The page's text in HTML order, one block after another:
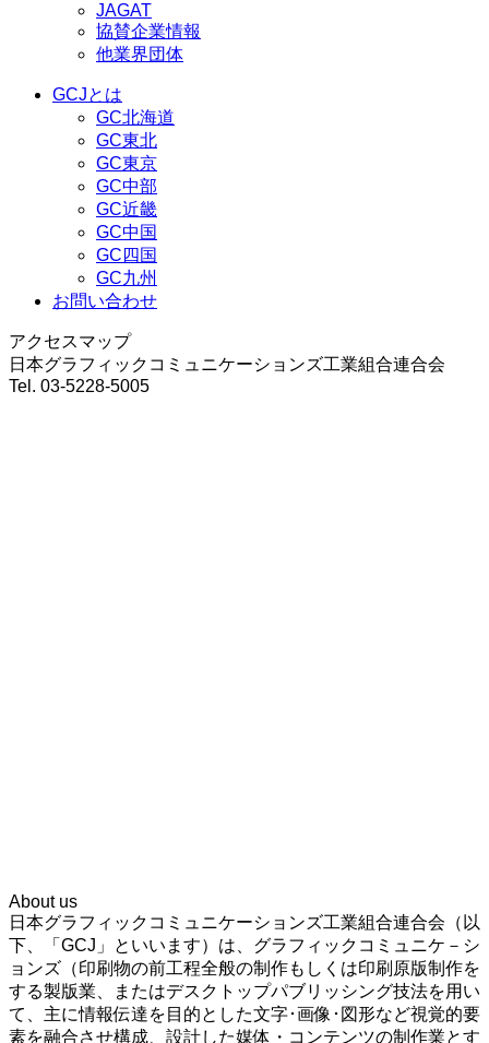
JAGAT
協賛企業情報
他業界団体
GCJとは
GC北海道
GC東北
GC東京
GC中部
GC近畿
GC中国
GC四国
GC九州
お問い合わせ
アクセスマップ
日本グラフィックコミュニケーションズ工業組合連合会
Tel. 03-5228-5005
About us
日本グラフィックコミュニケーションズ工業組合連合会（以
下、「GCJ」といいます）は、グラフィックコミュニケ－シ
ョンズ（印刷物の前工程全般の制作もしくは印刷原版制作を
する製版業、またはデスクトップパブリッシング技法を用い
て、主に情報伝達を目的とした文字･画像･図形など視覚的要
素を融合させ構成、設計した媒体・コンテンツの制作業とす